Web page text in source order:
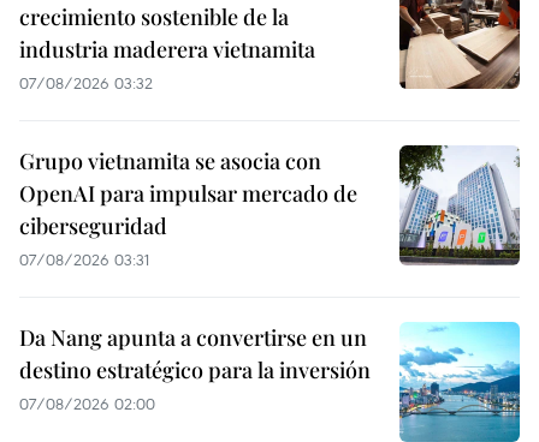
crecimiento sostenible de la
industria maderera vietnamita
07/08/2026 03:32
Grupo vietnamita se asocia con
OpenAI para impulsar mercado de
ciberseguridad
07/08/2026 03:31
Da Nang apunta a convertirse en un
destino estratégico para la inversión
07/08/2026 02:00